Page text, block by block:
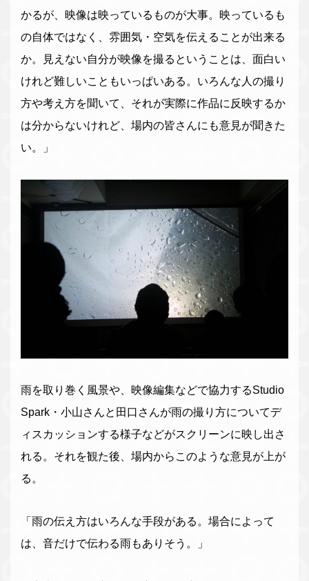
かるが、映像は映っているものが大事。映っているも
の自体ではなく、雰囲気・空気を伝えることが出来る
か。見えない自分が映像を撮るということは、面白い
けれど難しいこともいっぱいある。いろんな人の撮り
方や考え方を聞いて、それが実際に作品に反映するか
は分からないけれど、場内の皆さんにも意見が聞きた
い。」
雨を取り巻く風景や、映像編集などで協力するStudio
Spark・小山さんと田口さんが雨の撮り方についてデ
ィスカッションする様子などがスクリーンに映し出さ
れる。それを観た後、場内からこのような意見が上が
る。
「雨の伝え方はいろんな手段がある。場合によって
は、音だけで伝わる雨もありそう。」